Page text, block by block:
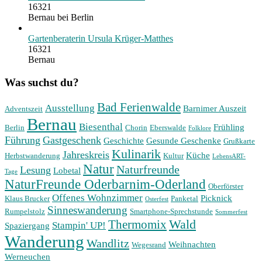
16321
Bernau bei Berlin
Gartenberaterin Ursula Krüger-Matthes
16321
Bernau
Was suchst du?
Adventszeit Ausstellung Bad Ferienwalde Barnimer Auszeit
Berlin Bernau Biesenthal Chorin Eberswalde Folklore Frühling
Führung Gastgeschenk Geschichte Gesunde Geschenke Grußkarte
Herbstwanderung Jahreskreis Kulinarik Kultur Küche LebensART-
Tage Lesung Lobetal NaturNaturfreunde
NaturFreunde Oderbarnim-Oderland Oberförster
Klaus Brucker Offenes Wohnzimmer Osterfest Panketal Picknick
Rumpelstolz Sinneswanderung Smartphone-Sprechstunde Sommerfest
Spaziergang Stampin' UP! Thermomix Wald
Wanderung Wandlitz Wegesrand Weihnachten
Werneuchen